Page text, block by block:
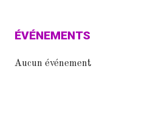
ÉVÉNEMENTS
Aucun événement